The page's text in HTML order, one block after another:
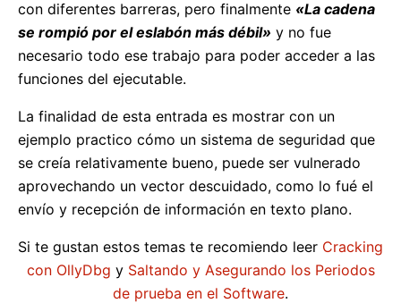
con diferentes barreras, pero finalmente «La cadena
se rompió por el eslabón más débil» y no fue
necesario todo ese trabajo para poder acceder a las
funciones del ejecutable.
La finalidad de esta entrada es mostrar con un
ejemplo practico cómo un sistema de seguridad que
se creía relativamente bueno, puede ser vulnerado
aprovechando un vector descuidado, como lo fué el
envío y recepción de información en texto plano.
Si te gustan estos temas te recomiendo leer Cracking
con OllyDbg y Saltando y Asegurando los Periodos
de prueba en el Software.